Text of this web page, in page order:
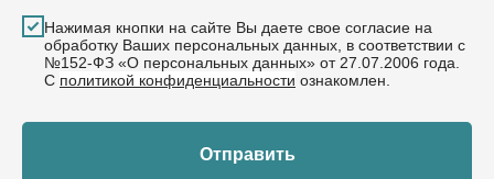
Нажимая кнопки на сайте Вы даете свое согласие на
обработку Ваших персональных данных, в соответствии с
№152-ФЗ «О персональных данных» от 27.07.2006 года.
С политикой конфиденциальности ознакомлен.
Отправить